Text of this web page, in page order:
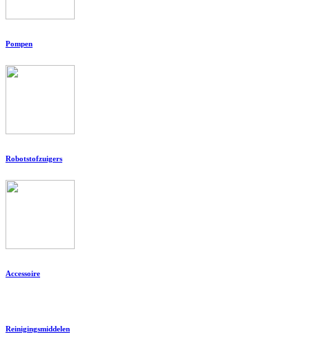
Pompen
Robotstofzuigers
Accessoire
Reinigingsmiddelen